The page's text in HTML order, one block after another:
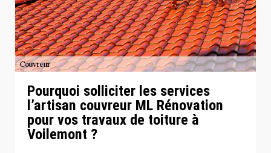
Pourquoi solliciter les services
l’artisan couvreur ML Rénovation
pour vos travaux de toiture à
Voilemont ?